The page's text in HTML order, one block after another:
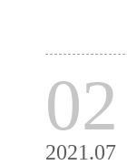
02
2021.07